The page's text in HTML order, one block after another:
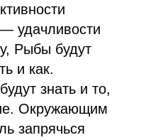
удачливости
Рыбы будут
и как.
знать и то,
Окружающим
запрячься